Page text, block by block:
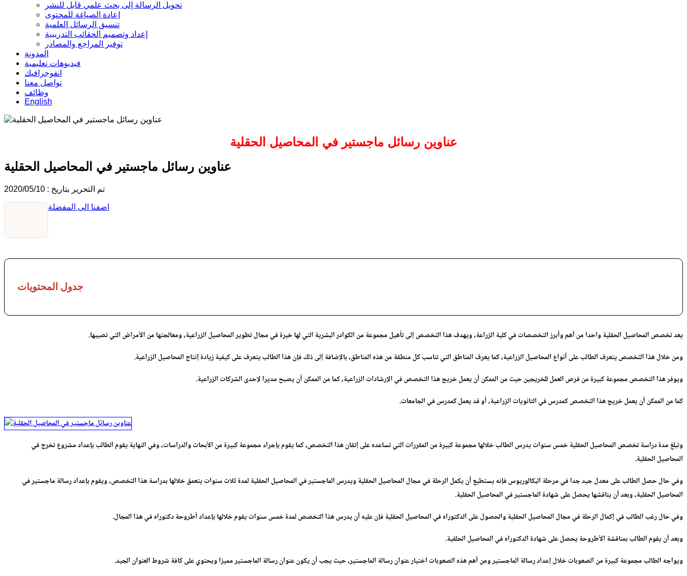
تحويل الرسالة إلى بحث علمي قابل للنشر
إعادة الصياغة للمحتوى
تنسيق الرسائل العلمية
إعداد وتصميم الحقائب التدريبية
توفير المراجع والمصادر
المدونة
فيديوهات تعليمية
انفوجرافيك
تواصل معنا
وظائف
English
عناوين رسائل ماجستير في المحاصيل الحقلية
عناوين رسائل ماجستير في المحاصيل الحقلية
تم التحرير بتاريخ : 2020/05/10
اضفنا الى المفضلة
جدول المحتويات
يعد تخصص المحاصيل الحقلية واحدا من أهم وأبرز التخصصات في كلية الزراعة، ويهدف هذا التخصص إلى تأهيل مجموعة من الكوادر البشرية التي لها خبرة في مجال تطوير المحاصيل الزراعية، ومعالجتها من الأمراض التي تصيبها.
ومن خلال هذا التخصص يتعرف الطالب على أنواع المحاصيل الزراعية، كما يعرف المناطق التي تناسب كل منطقة من هذه المناطق، بالإضافة إلى ذلك فإن هذا الطالب يتعرف على كيفية زيادة إنتاج المحاصيل الزراعية.
ويوفر هذا التخصص مجموعة كبيرة من فرص العمل للخريجين حيث من الممكن أن يعمل خريج هذا التخصص في الإرشادات الزراعية، كما من الممكن أن يصبح مديرا لإحدى الشركات الزراعية.
كما من الممكن أن يعمل خريج هذا التخصص كمدرس في الثانويات الزراعية، أو قد يعمل كمدرس في الجامعات.
وتبلغ مدة دراسة تخصص المحاصيل الحقلية خمس سنوات يدرس الطالب خلالها مجموعة كبيرة من المقررات التي تساعده على إتقان هذا التخصص، كما يقوم بإجراء مجموعة كبيرة من الأبحاث والدراسات، وفي النهاية يقوم الطالب بإعداد مشروع تخرج في
المحاصيل الحقلية.
وفي حال حصل الطالب على معدل جيد جدا في مرحلة البكالوريوس فإنه يستطيع أن يكمل الرحلة في مجال المحاصيل الحقلية ويدرس الماجستير في المحاصيل الحقلية لمدة ثلاث سنوات يتعمق خلالها بدراسة هذا التخصص، ويقوم بإعداد رسالة ماجستير في
المحاصيل الحقلية، وبعد أن يناقشها يحصل على شهادة الماجستير في المحاصيل الحقلية.
وفي حال رغب الطالب في إكمال الرحلة في مجال المحاصيل الحقلية والحصول على الدكتوراه في المحاصيل الحقلية فإن عليه أن يدرس هذا التخصص لمدة خمس سنوات يقوم خلالها بإعداد أطروحة دكتوراه في هذا المجال.
وبعد أن يقوم الطالب بمناقشة الأطروحة يحصل على شهادة الدكتوراه في المحاصيل الحلقية.
ويواجه الطالب مجموعة كبيرة من الصعوبات خلال إعداد رسالة الماجستير ومن أهم هذه الصعوبات اختيار عنوان رسالة الماجستير، حيث يجب أن يكون عنوان رسالة الماجستير مميزا ويحتوي على كافة شروط العنوان الجيد.